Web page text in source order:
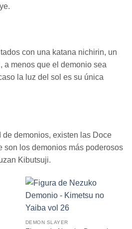
con una katana nichirin, un
a menos que el demonio sea
la luz del sol es su única
de demonios, existen las Doce
son los demonios más poderosos
Kibutsuji.
DEMON SLAYER